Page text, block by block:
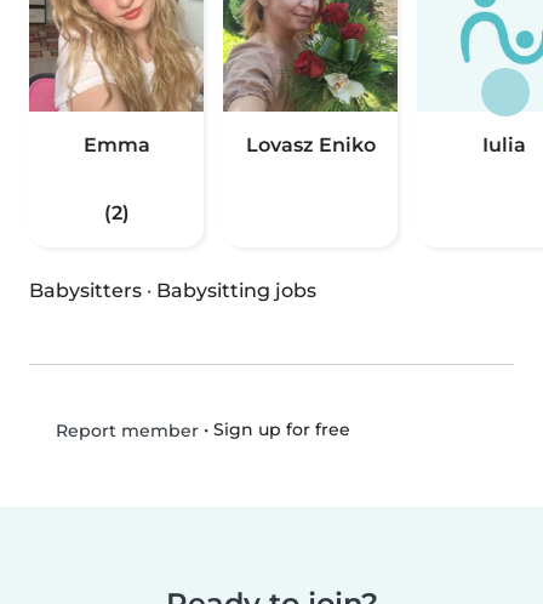
Emma
(2)
Lovasz Eniko Iulia
Babysitters · Babysitting jobs
Report member• Sign up for free